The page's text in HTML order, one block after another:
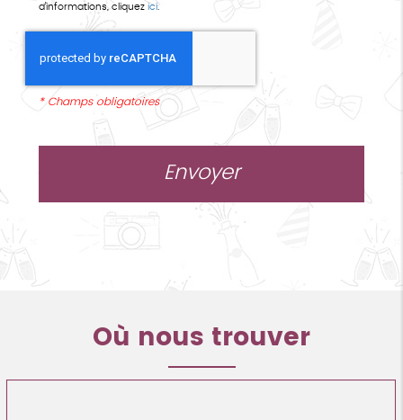
d’informations, cliquez ici.
* Champs obligatoires
Où nous trouver